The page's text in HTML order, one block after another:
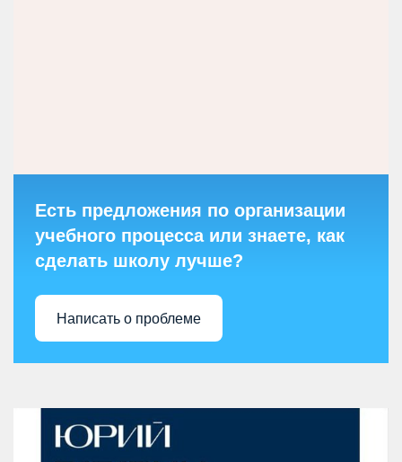
Есть предложения по организации
учебного процесса или знаете, как
сделать школу лучше?
Написать о проблеме